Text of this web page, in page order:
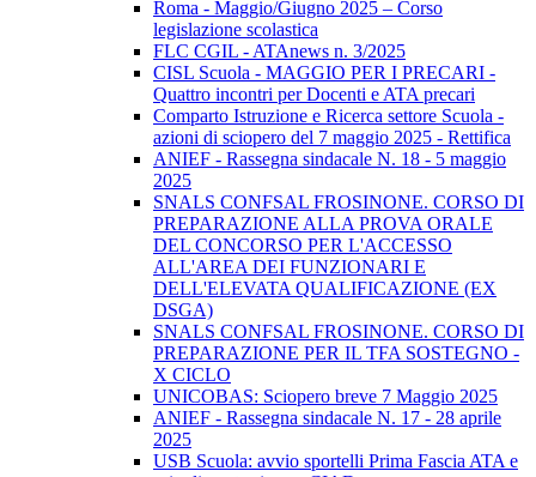
Roma - Maggio/Giugno 2025 – Corso
legislazione scolastica
FLC CGIL - ATAnews n. 3/2025
CISL Scuola - MAGGIO PER I PRECARI -
Quattro incontri per Docenti e ATA precari
Comparto Istruzione e Ricerca settore Scuola -
azioni di sciopero del 7 maggio 2025 - Rettifica
ANIEF - Rassegna sindacale N. 18 - 5 maggio
2025
SNALS CONFSAL FROSINONE. CORSO DI
PREPARAZIONE ALLA PROVA ORALE
DEL CONCORSO PER L'ACCESSO
ALL'AREA DEI FUNZIONARI E
DELL'ELEVATA QUALIFICAZIONE (EX
DSGA)
SNALS CONFSAL FROSINONE. CORSO DI
PREPARAZIONE PER IL TFA SOSTEGNO -
X CICLO
UNICOBAS: Sciopero breve 7 Maggio 2025
ANIEF - Rassegna sindacale N. 17 - 28 aprile
2025
USB Scuola: avvio sportelli Prima Fascia ATA e